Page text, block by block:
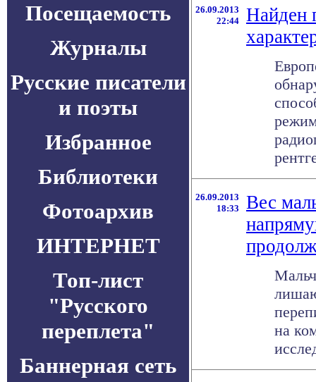
Посещаемость
Журналы
Русские писатели
и поэты
Избранное
Библиотеки
Фотоархив
ИНТЕРНЕТ
Топ-лист
"Русского
переплета"
Баннерная сеть
26.09.2013
22:44
Найден
26.09.2013
18:33
Вес
на